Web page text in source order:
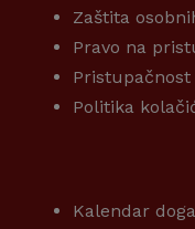
Zaštita
Pravo na
Pristupačnost
Politika
Kalendar